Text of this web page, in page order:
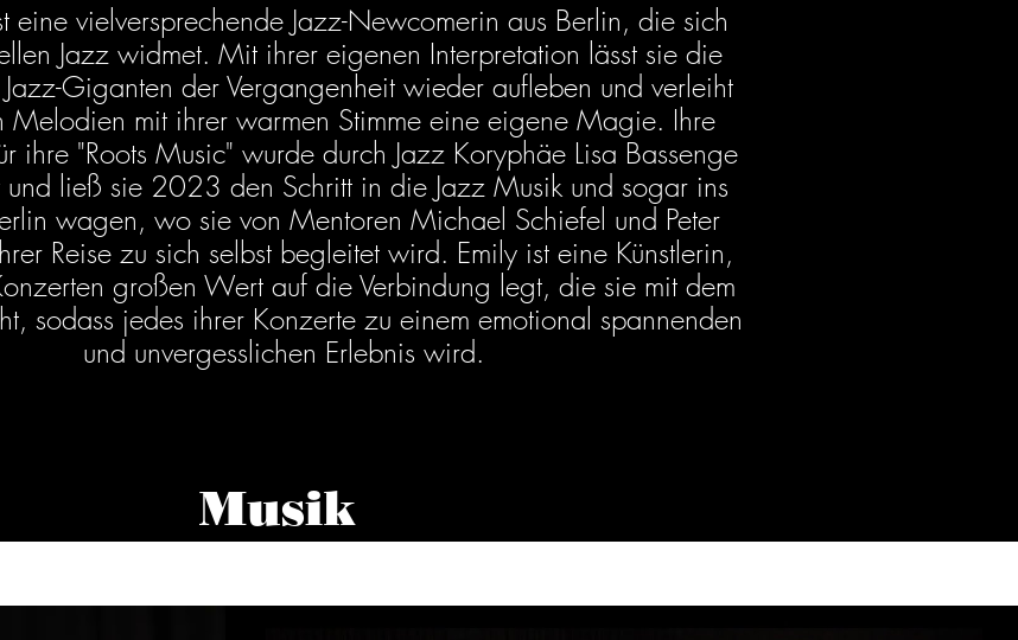
eine vielversprechende Jazz-Newcomerin aus Berlin, die sich
Jazz widmet. Mit ihrer eigenen Interpretation lässt sie die
Giganten der Vergangenheit wieder aufleben und verleiht
Melodien mit ihrer warmen Stimme eine eigene Magie. Ihre
ihre "Roots Music" wurde durch Jazz Koryphäe Lisa Bassenge
und ließ sie 2023 den Schritt in die Jazz Musik und sogar ins
wagen, wo sie von Mentoren Michael Schiefel und Peter
Reise zu sich selbst begleitet wird. Emily ist eine Künstlerin,
großen Wert auf die Verbindung legt, die sie mit dem
sodass jedes ihrer Konzerte zu einem emotional spannenden
und unvergesslichen Erlebnis wird.
Musik